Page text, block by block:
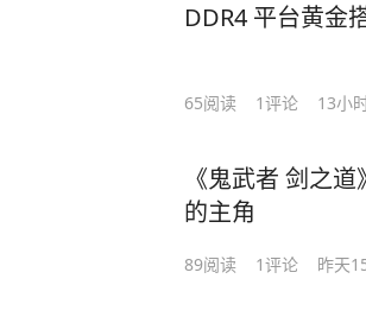
DDR4 平台黄金
65阅读 1评论 13小
《鬼武者 剑之
的主角
89阅读 1评论 昨天